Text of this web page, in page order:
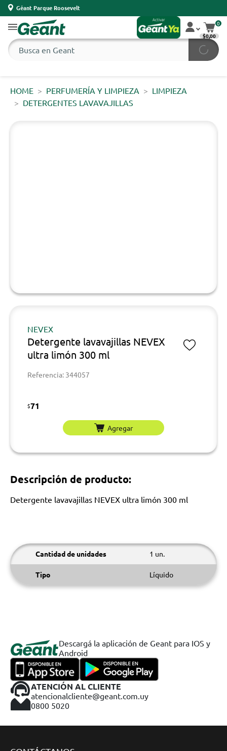
Géant Parque Roosevelt
0
$0,00
HOME PERFUMERÍA Y LIMPIEZA
LIMPIEZA
DETERGENTES LAVAVAJILLAS
NEVEX
Detergente lavavajillas NEVEX
ultra limón 300 ml
Referencia: 344057
$71
Agregar
Descripción de producto:
Detergente lavavajillas NEVEX ultra limón 300 ml
Cantidad de unidades 1 un.
Tipo Líquido
Descargá la aplicación de Geant para IOS y
Android
ATENCIÓN AL CLIENTE
atencionalcliente@geant.com.uy
0800 5020